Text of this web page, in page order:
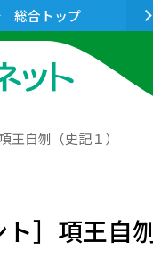
総合トップ
王自刎（史記１）
ト］項王自